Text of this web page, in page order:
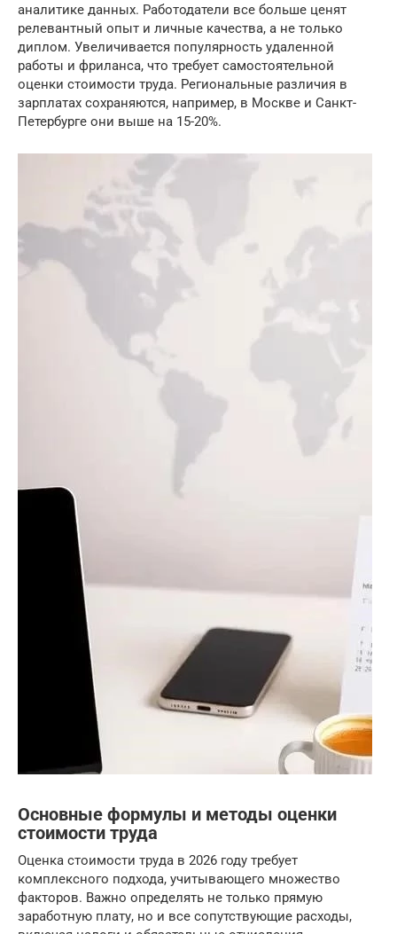
аналитике данных. Работодатели все больше ценят
релевантный опыт и личные качества, а не только
диплом. Увеличивается популярность удаленной
работы и фриланса, что требует самостоятельной
оценки стоимости труда. Региональные различия в
зарплатах сохраняются, например, в Москве и Санкт-
Петербурге они выше на 15-20%.
Основные формулы и методы оценки
стоимости труда
Оценка стоимости труда в 2026 году требует
комплексного подхода, учитывающего множество
факторов. Важно определять не только прямую
заработную плату, но и все сопутствующие расходы,